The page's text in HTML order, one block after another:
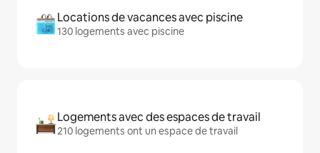
Locations de vacances avec piscine
130 logements avec piscine
Logements avec des espaces de travail
210 logements ont un espace de travail